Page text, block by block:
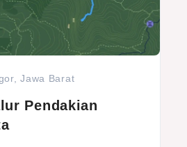
Jawa Barat
Pendakian